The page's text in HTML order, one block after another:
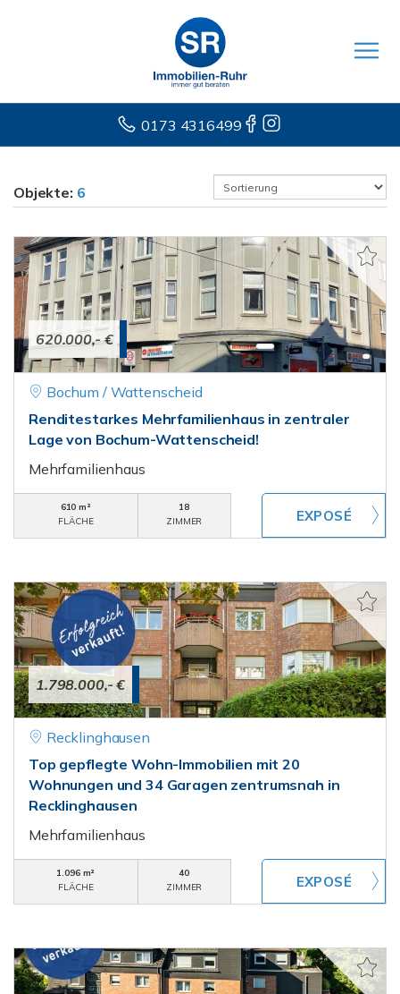
0173 4316499
Objekte: 6
620.000,- €
Bochum / Wattenscheid
Renditestarkes Mehrfamilienhaus in zentraler
Lage von Bochum-Wattenscheid!
Mehrfamilienhaus
610 m²
FLÄCHE
18
ZIMMER
1.798.000,- €
Recklinghausen
Top gepflegte Wohn-Immobilien mit 20
Wohnungen und 34 Garagen zentrumsnah in
Recklinghausen
Mehrfamilienhaus
1.096 m²
FLÄCHE
40
ZIMMER